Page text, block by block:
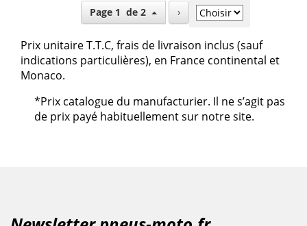
Page 1 de 2 ›
Prix unitaire T.T.C, frais de livraison inclus (sauf
indications particulières), en France continental et
Monaco.
*Prix catalogue du manufacturier. Il ne s’agit pas
de prix payé habituellement sur notre site.